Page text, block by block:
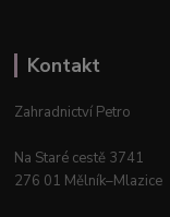
Kontakt
Zahradnictví Petro
Na Staré cestě 3741
276 01 Mělník–Mlazice